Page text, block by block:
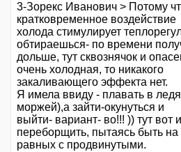
3-Зорекс Иванович > Потому
кратковременное воздействие
холода стимулирует
обтираешься- по времени
дольше, тут сквознячок и
очень холодная, то никакого
закаливающего эффекта нет.
Я имела ввиду - плавать в
моржей),а зайти-окунуться и
выйти- вариант- во!!! )) тут вот
переборщить, пытаясь быть на
равных с продвинутыми.